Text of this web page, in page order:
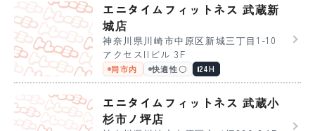
エニタイムフィットネス 武蔵新
城店
神奈川県川崎市中原区新城三丁目1-10
アクセスIIビル 3F
同市内 快適性〇 24H
エニタイムフィットネス 武蔵小
杉市ノ坪店